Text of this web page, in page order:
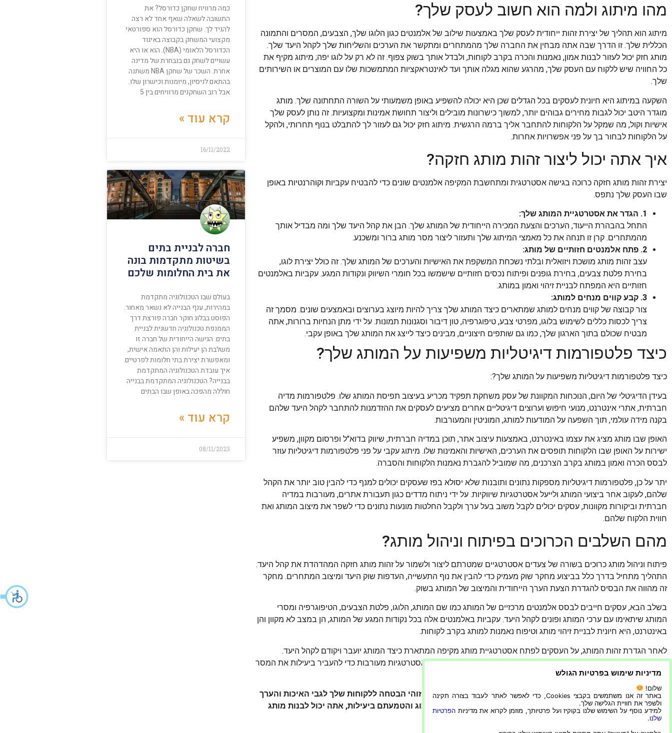
מהו מיתוג ולמה הוא חשוב לעסק שלך?
מיתוג הוא תהליך של יצירת זהות ייחודית לעסק שלך באמצעות שילוב של אלמנטים כגון הלוגו שלך, הצבעים, המסרים והתמונה
הכללית שלך. זו הדרך שבה אתה מבחין את החברה שלך מהמתחרים ומתקשר את הערכים והשליחות שלך לקהל היעד שלך.
מותג חזק יכול לעזור לבנות אמון, נאמנות והכרה בקרב לקוחות, ולבדל אותך בשוק צפוף. זה לא רק על לוגו יפה; מיתוג מקיף את
כל החוויה שיש ללקוח עם העסק שלך, מהרגע שהוא מגלה אותך ועד לאינטראקציות המתמשכות שלו עם המוצרים או השירותים
שלך.
השקעה במיתוג היא חיונית לעסקים בכל הגדלים שכן היא יכולה להשפיע באופן משמעותי על השורה התחתונה שלך. מותג
מוגדר היטב יכול לגבות מחירים גבוהים יותר, למשוך כישרונות מובילים וליצור תחושת אמינות ומקצועיות. זה נותן לעסק שלך
אישיות וקול, מה שמקל על הלקוחות להתחבר אליך ברמה הרגשית. מיתוג חזק יכול גם לעזור לך להתבלט בנוף תחרותי, ולהקל
על הלקוחות לבחור בך על פני אפשרויות אחרות.
איך אתה יכול ליצור זהות מותג חזקה?
יצירת זהות מותג חזקה כרוכה בגישה אסטרטגית ומתחשבת המקיפה אלמנטים שונים כדי להבטיח עקביות וקוהרנטיות באופן
שבו העסק שלך נתפס.
1. הגדר את אסטרטגיית המותג שלך:
התחל בהבהרת הייעוד, הערכים והצעת המכירה הייחודית של המותג שלך. הבן את קהל היעד שלך ומה מבדיל אותך
מהמתחרים. קרן זו תנחה את כל מאמצי המיתוג שלך ותעזור ליצור מסר מותג ברור ומשכנע.
2. פתח אלמנטים חזותיים של מותג:
עצב זהות מותג מושכת ויזואלית ובלתי נשכחת המשקפת את האישיות והערכים של המותג שלך. זה כולל יצירת לוגו,
בחירת פלטת צבעים, בחירת גופנים ופיתוח נכסים חזותיים שישמשו בכל חומרי השיווק ונקודות המגע. עקביות באלמנטים
חזותיים היא המפתח לבניית זיהוי ואמון במותג.
3. קבע קווים מנחים למותג:
צור קבוצה של קווים מנחים למותג שמתארים כיצד המותג שלך צריך להיות מיוצג בערוצים ובאמצעים שונים. מסמך זה
צריך לכסות כללים לשימוש בלוגו, מפרטי צבע, טיפוגרפיה, טון דיבור וסגנונות תמונות. על ידי מתן הנחיות ברורות, אתה
מבטיח שכולם בתוך הארגון שלך, כמו גם שותפים חיצוניים, מבינים כיצד לייצג את המותג שלך באופן עקבי.
כיצד פלטפורמות דיגיטליות משפיעות על המותג שלך?
כיצד פלטפורמות דיגיטליות משפיעות על המותג שלך?:
בעידן הדיגיטלי של היום, הנוכחות המקוונת של עסק משחקת תפקיד מכריע בעיצוב תפיסת המותג שלו. פלטפורמות מדיה
חברתית, אתרי אינטרנט, מנועי חיפוש וערוצים דיגיטליים אחרים מציעים לעסקים את ההזדמנות להתחבר לקהל היעד שלהם
בקנה מידה עולמי, תוך השפעה על המודעות למותג, המוניטין והמעורבות.
האופן שבו מותג מציג את עצמו באינטרנט, באמצעות עיצוב אתר, תוכן במדיה חברתית, שיווק בדוא"ל ופרסום מקוון, משפיע
ישירות על האופן שבו הלקוחות תופסים את הערכים, האישיות והאמינות שלו. מיתוג עקבי על פני פלטפורמות דיגיטליות עוזר
לבסס הכרה ואמון במותג בקרב הצרכנים, מה שמוביל להגברת נאמנות הלקוחות והסברה.
יתר על כן, פלטפורמות דיגיטליות מספקות נתונים ותובנות שלא יסולא בפז שעסקים יכולים למנף כדי להבין טוב יותר את הקהל
שלהם, לעקוב אחר ביצועי המותג ולייעל אסטרטגיות שיווקיות. על ידי ניתוח מדדים כגון תעבורת אתרים, מעורבות במדיה
חברתית וביקורות מקוונות, עסקים יכולים לקבל משוב בעל ערך ולקבל החלטות מונעות נתונים כדי לשפר את מיצוב המותג ואת
חווית הלקוח שלהם.
מהם השלבים הכרוכים בפיתוח וניהול מותג?
פיתוח וניהול מותג כרוכים בשורה של צעדים אסטרטגיים שמטרתם ליצור ולשמור על זהות מותג חזקה המהדהדת את קהל היעד.
התהליך מתחיל בדרך כלל בביצוע מחקר שוק מעמיק כדי להבין את נוף התעשייה, העדפות שוק היעד ומיצוב המתחרים. מחקר
זה מהווה את הבסיס להגדרת הצעת הערך הייחודית והמיצוב של המותג בשוק.
בשלב הבא, עסקים חייבים לבסס אלמנטים מרכזיים של המותג כמו שם המותג, הלוגו, פלטת הצבעים, הטיפוגרפיה ומסרי
המותג שיתאימו עם ערכי המותג ופונים לקהל היעד. עקביות באלמנטים אלה בכל נקודות המגע של המותג, הן במצב לא מקוון והן
באינטרנט, היא חיונית לבניית זיהוי מותג וטיפוח נאמנות למותג בקרב לקוחות.
לאחר הגדרת זהות המותג, על העסקים לפתח אסטרטגיית מותג מקיפה המתארת כיצד המותג יועבר ויקודם לקהל היעד.
אסטרטגיה זו עשויה לכלול טקטיקות שיווק, קמפיינים פרסומיים, יצירת תוכן ואסטרטגיות מעורבות כדי להעביר ביעילות את המסר
של המותג ולהבדיל אותו מהמתחרים.
מיתוג חברות הוא חלק מהותי בכל עסק. זה יותר מסתם לוגו או קו תיוג; זוהי הבטחה ללקוחות שלך לגבי האיכות והערך
של המוצרים או השירותים שלך. על ידי הבנת עקרונות המפתח של מיתוג והטמעתם ביעילות, אתה יכול לבנות מותג
חזק ומוכר המניע את נאמנות הלקוחות ומקדם צמיחה עסקית.
כמה מרוויח שחקן כדורסל? את
התשובה לשאלה שאף אחד לא רצה
להגיד לך. שחקן כדורסל הוא ספורטאי
מקצועי המשחק בקבוצה באיגוד
הכדורסל הלאומי (NBA). הוא או היא
עשויים לשחק גם בנבחרת של מדינה
אחרת. השכר של שחקן NBA משתנה
בהתאם לניסיון, מיומנות וכישרון שלו.
אבל רוב השחקנים מרוויחים בין 5
קרא עוד »
16/11/2022
חברה לבניית בתים
בשיטות מתקדמות בונה
את בית החלומות שלכם
בעולם שבו הטכנולוגיה מתקדמת
במהירות, ענף הבנייה לא נשאר מאחור.
הפוסט בבלוג חוקר חברה פורצת דרך
הממנפת טכנולוגיה חדשנית לבניית
בתים. הגישה הייחודית של חברה זו
משלבת הן יעילות והן התאמה אישית,
ומאפשרת יצירת בתי חלומות לפרטיים.
איך עובדת הטכנולוגיה המתקדמת
בבנייה? הטכנולוגיה המתקדמת בבנייה
חוללה מהפכה באופן שבו הבתים
קרא עוד »
08/11/2023
מדיניות שימוש בפרטיות הגולש
שלום!
באתר זה אנו משתמשים בקבצי Cookies, כדי לאפשר לאתר לעבוד בצורה תקינה
ולשפר את חוויית הגלישה שלך.
למידע נוסף על השימוש שלנו בקוקיז ועל פרטיותך, מוזמן לקרוא את מדיניות הפרטיות
שלנו.